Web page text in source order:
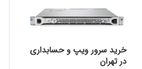
خرید سرور ویپ و حسابداری
در تهران